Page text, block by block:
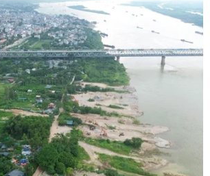
Trung Quốc duy trì động
mạnh mẽ